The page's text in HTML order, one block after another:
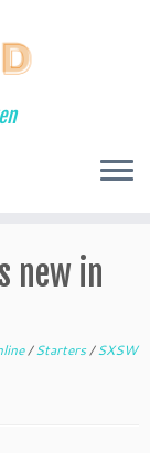
new in
/Starters/SXSW